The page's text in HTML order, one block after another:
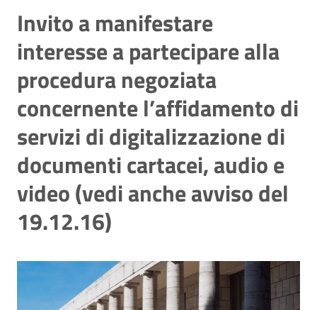
Invito a manifestare
interesse a partecipare alla
procedura negoziata
concernente l’affidamento di
servizi di digitalizzazione di
documenti cartacei, audio e
video (vedi anche avviso del
19.12.16)